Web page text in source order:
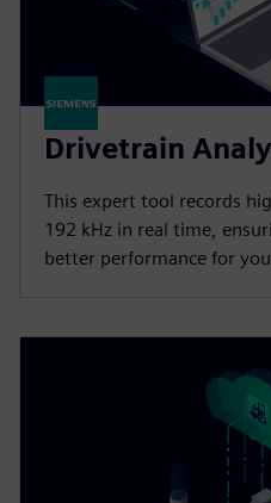
Drivetrain
This expert tool records
192 kHz in real time,
better performance for